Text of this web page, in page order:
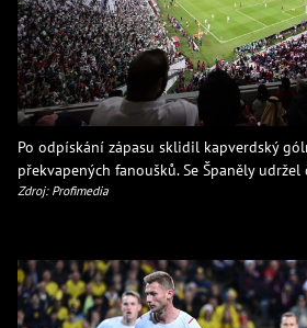
Po odpískání zápasu sklidil kapverdský
překvapených fanoušků. Se Španěly
Zdroj: Profimedia